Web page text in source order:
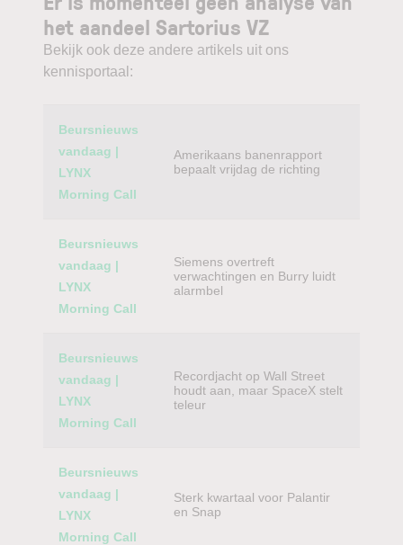
het aandeel Sartorius VZ
Bekijk ook deze andere artikels uit ons
kennisportaal:
Category
Beursnieuws
vandaag |
LYNX
Morning Call
Amerikaans banenrapport
bepaalt vrijdag de richting
Beursnieuws
vandaag |
LYNX
Morning Call
Siemens overtreft
verwachtingen en Burry luidt
alarmbel
Beursnieuws
vandaag |
LYNX
Morning Call
Recordjacht op Wall Street
houdt aan, maar SpaceX stelt
teleur
Beursnieuws
vandaag |
LYNX
Morning Call
Sterk kwartaal voor Palantir
en Snap